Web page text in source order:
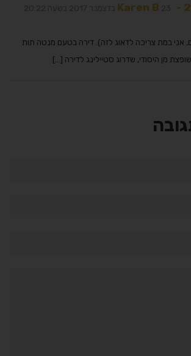
אני במת צריכה לדאוג לזה). דירה בטעם מנטה תות
מן היסודי, שדרוג סטיילינג לדירה […]